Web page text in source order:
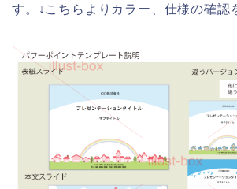
す。↓こちらよりカラー、仕様の確認